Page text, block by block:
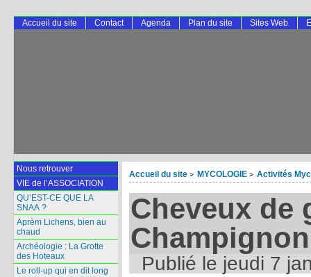
Accueil du site > MYCOLOGIE > Activités
Cheveux de
Publié le jeudi 7
Accueil du site Contact Agenda Plan du site Sites Web
Nous retrouver
VIE de l’ASSOCIATION
QU’EST-CE QUE LA
SNAA ?
Aprèm Lichens, bien au
chaud
Archéologie : La Grotte
des Hoteaux
Le roll-up qui en dit long